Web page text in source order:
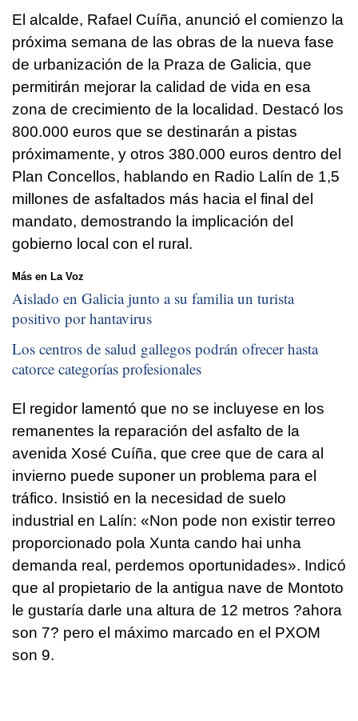
El alcalde, Rafael Cuíña, anunció el comienzo la
próxima semana de las obras de la nueva fase
de urbanización de la Praza de Galicia, que
permitirán mejorar la calidad de vida en esa
zona de crecimiento de la localidad. Destacó los
800.000 euros que se destinarán a pistas
próximamente, y otros 380.000 euros dentro del
Plan Concellos, hablando en Radio Lalín de 1,5
millones de asfaltados más hacia el final del
mandato, demostrando la implicación del
gobierno local con el rural.
Más en La Voz
Aislado en Galicia junto a su familia un turista
positivo por hantavirus
Los centros de salud gallegos podrán ofrecer hasta
catorce categorías profesionales
El regidor lamentó que no se incluyese en los
remanentes la reparación del asfalto de la
avenida Xosé Cuíña, que cree que de cara al
invierno puede suponer un problema para el
tráfico. Insistió en la necesidad de suelo
industrial en Lalín: «Non pode non existir terreo
proporcionado pola Xunta cando hai unha
demanda real, perdemos oportunidades». Indicó
que al propietario de la antigua nave de Montoto
le gustaría darle una altura de 12 metros ?ahora
son 7? pero el máximo marcado en el PXOM
son 9.